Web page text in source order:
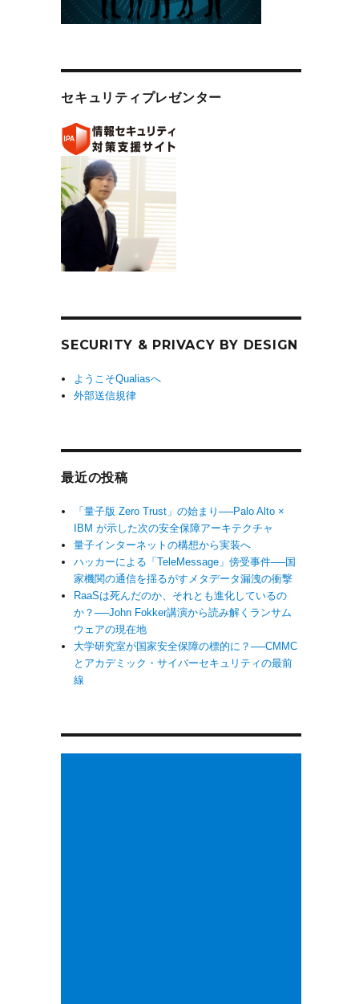
セキュリティプレゼンター
SECURITY & PRIVACY BY DESIGN
ようこそQualiasへ
外部送信規律
最近の投稿
「量子版 Zero Trust」の始まり──Palo Alto ×
IBM が示した次の安全保障アーキテクチャ
量子インターネットの構想から実装へ
ハッカーによる「TeleMessage」傍受事件──国
家機関の通信を揺るがすメタデータ漏洩の衝撃
RaaSは死んだのか、それとも進化しているの
か？──John Fokker講演から読み解くランサム
ウェアの現在地
大学研究室が国家安全保障の標的に？──CMMC
とアカデミック・サイバーセキュリティの最前
線